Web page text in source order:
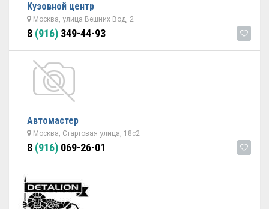
Кузовной центр
Москва, улица Вешних Вод, 2
8 (916) 349-44-93
Автомастер
Москва, Стартовая улица, 18с2
8 (916) 069-26-01